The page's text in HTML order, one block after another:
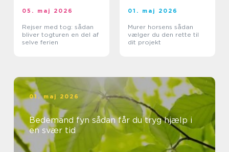
05. maj 2026
Rejser med tog: sådan
bliver togturen en del af
selve ferien
01. maj 2026
Murer horsens sådan
vælger du den rette til
dit projekt
01. maj 2026
Bedemand fyn sådan får du tryg hjælp i
en svær tid